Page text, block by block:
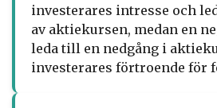
investerares intresse och
av aktiekursen, medan en
leda till en nedgång i
investerares förtroende för